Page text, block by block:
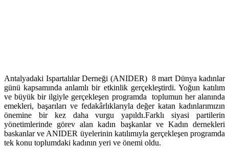
Antalyadaki Ispartalılar Derneği (ANIDER) 8 mart Dünya kadınlar
günü kapsamında anlamlı bir etkinlik gerçekleştirdi. Yoğun katılım
ve büyük bir ilgiyle gerçekleşen programda toplumun her alanında
emekleri, başarıları ve fedakârlıklarıyla değer katan kadınlarımızın
önemine bir kez daha vurgu yapıldı.Farklı siyasi partilerin
yönetimlerinde görev alan kadın başkanlar ve Kadın dernekleri
baskanlar ve ANIDER üyelerinin katılımıyla gerçekleşen programda
tek konu toplumdaki kadının yeri ve önemi oldu.